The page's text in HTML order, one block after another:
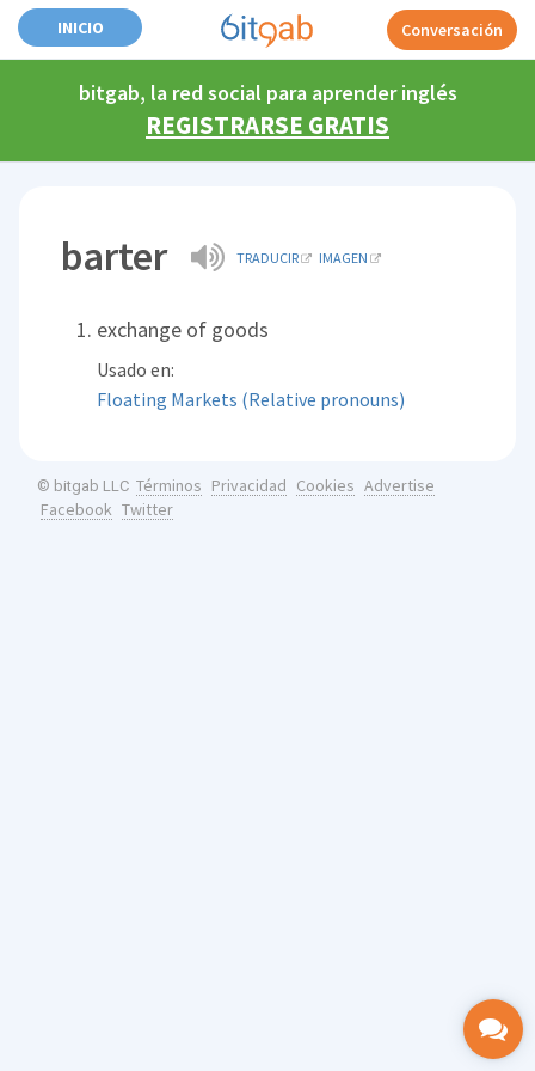
INICIO Conversación
bitgab, la red social para aprender inglés
REGISTRARSE GRATIS
barter TRADUCIR IMAGEN
exchange of goods
Usado en:
Floating Markets (Relative pronouns)
© bitgab LLC Términos Privacidad Cookies Advertise
Facebook Twitter